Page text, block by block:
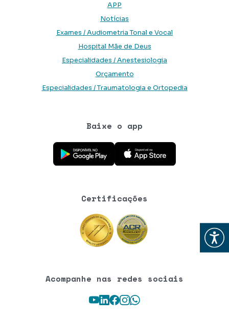
Abrir
APP
Notícias
Exames / Audiometria Tonal e Vocal
Hospital Mãe de Deus
Especialidades / Anestesiologia
Orçamento
Especialidades / Traumatologia e Ortopedia
Baixe o app
Baixe o aplicativo na Google Play Store
Baixe o aplicativo na App Store
Certificações
Acompanhe nas redes sociais
Youtube
LinkedIn
Facebook
Instagram
WhatsApp